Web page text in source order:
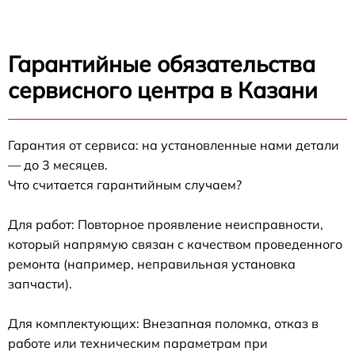
Гарантийные обязательства
сервисного центра в Казани
Гарантия от сервиса: на установленные нами детали
— до 3 месяцев.
Что считается гарантийным случаем?
Для работ: Повторное проявление неисправности,
который напрямую связан с качеством проведенного
ремонта (например, неправильная установка
запчасти).
Для комплектующих: Внезапная поломка, отказ в
работе или техническим параметрам при